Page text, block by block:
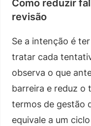
Como reduzir
revisão
Se a intenção é
tratar cada
observa o que
barreira e reduz o
termos de gestão
equivale a um